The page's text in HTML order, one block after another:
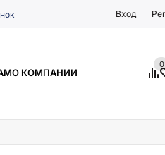
Вход
О КОМПАНИИ
0